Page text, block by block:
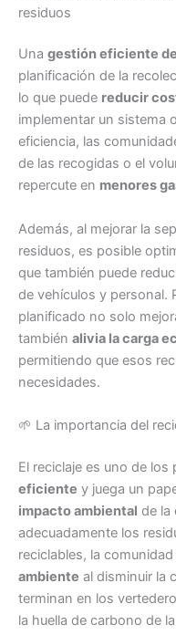
residuos
Una gestión eficiente
planificación de la
lo que puede reducir
implementar un sistema
eficiencia, las
de las recogidas o el
repercute en menores
Además, al mejorar la
residuos, es posible
que también puede
de vehículos y personal.
planificado no solo
también alivia la carga
permitiendo que esos
necesidades.
🌱 La importancia del
El reciclaje es uno de los
eficiente y juega un
impacto ambiental de la
adecuadamente los
reciclables, la
ambiente al disminuir la
terminan en los
la huella de carbono de